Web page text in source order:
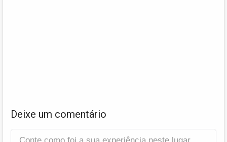
Deixe um comentário